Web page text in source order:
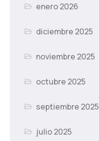
enero 2026
diciembre 2025
noviembre 2025
octubre 2025
septiembre 2025
julio 2025